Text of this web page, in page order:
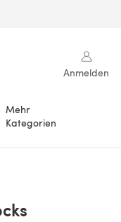
Anmelden
Mehr
Kategorien